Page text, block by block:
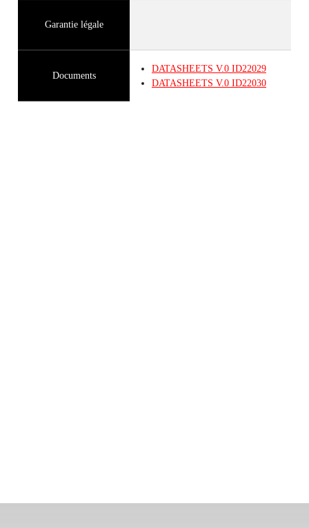
Garantie légale
Documents
DATASHEETS V.0 ID22029
DATASHEETS V.0 ID22030